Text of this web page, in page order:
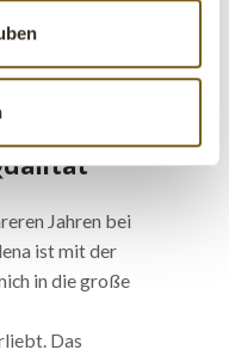
guten
Jahren bei
ist mit der
in die große
Das